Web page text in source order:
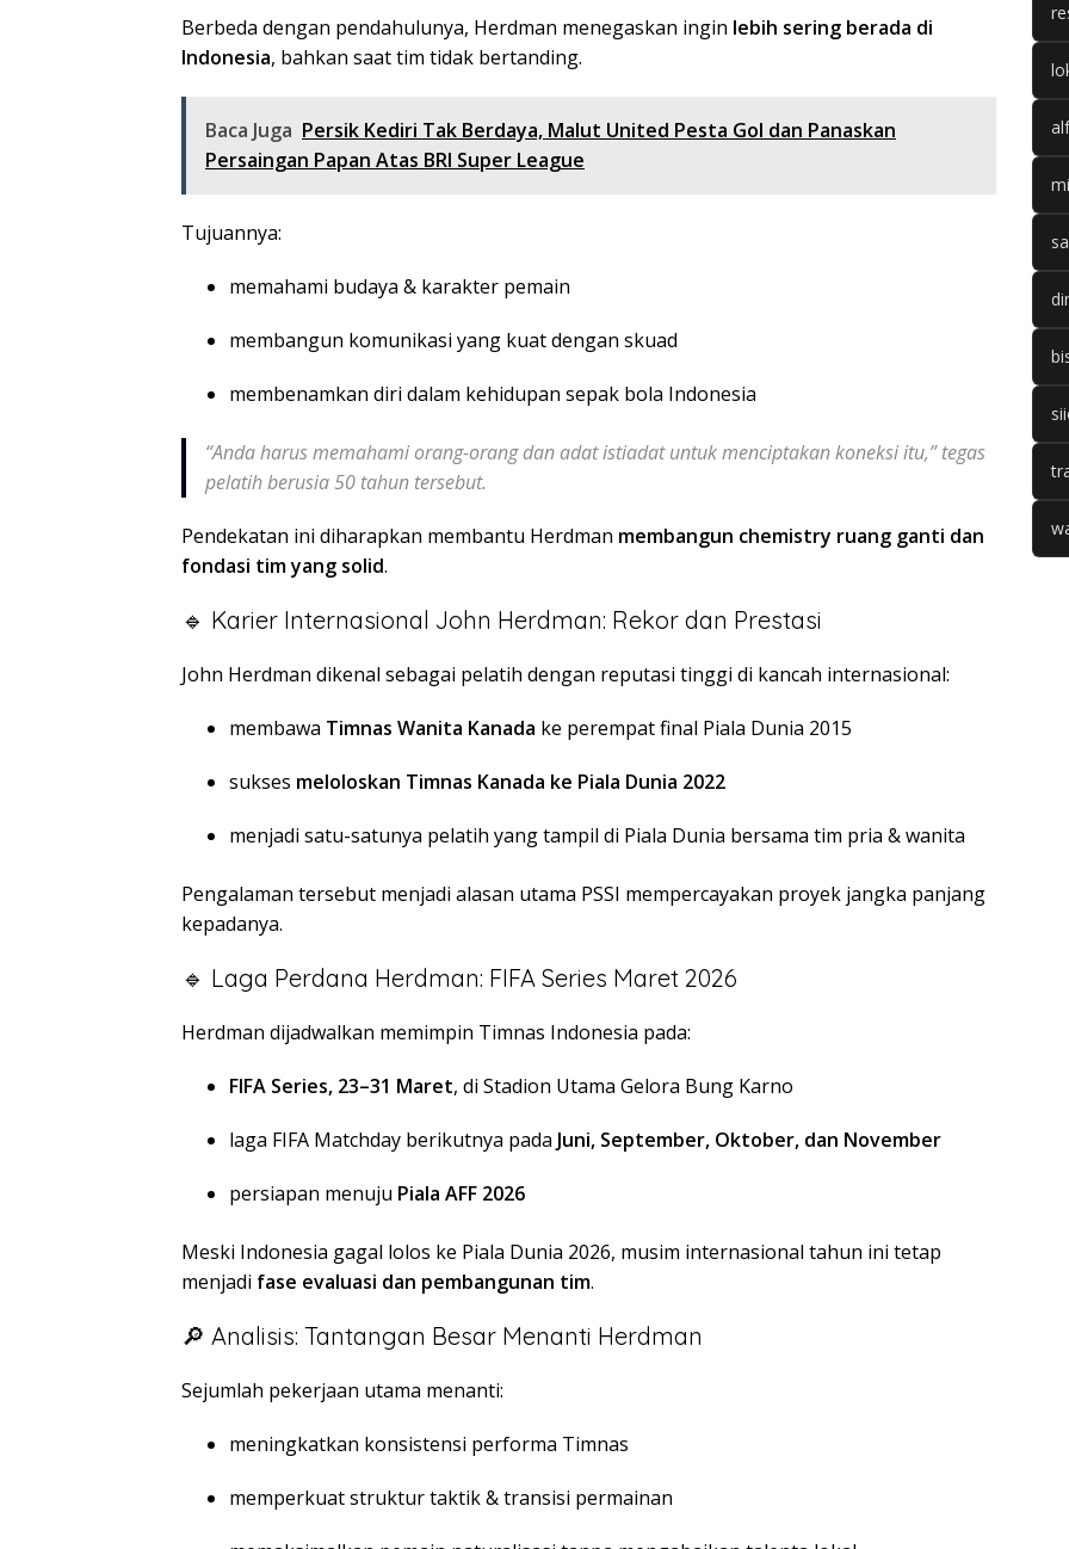
Berbeda dengan pendahulunya, Herdman menegaskan ingin lebih sering berada di
Indonesia, bahkan saat tim tidak bertanding.
Baca Juga Persik Kediri Tak Berdaya, Malut United Pesta Gol dan Panaskan
Persaingan Papan Atas BRI Super League
Tujuannya:
memahami budaya & karakter pemain
membangun komunikasi yang kuat dengan skuad
membenamkan diri dalam kehidupan sepak bola Indonesia
“Anda harus memahami orang-orang dan adat istiadat untuk menciptakan koneksi itu,” tegas
pelatih berusia 50 tahun tersebut.
Pendekatan ini diharapkan membantu Herdman membangun chemistry ruang ganti dan
fondasi tim yang solid.
🔹 Karier Internasional John Herdman: Rekor dan Prestasi
John Herdman dikenal sebagai pelatih dengan reputasi tinggi di kancah internasional:
membawa Timnas Wanita Kanada ke perempat final Piala Dunia 2015
sukses meloloskan Timnas Kanada ke Piala Dunia 2022
menjadi satu-satunya pelatih yang tampil di Piala Dunia bersama tim pria & wanita
Pengalaman tersebut menjadi alasan utama PSSI mempercayakan proyek jangka panjang
kepadanya.
🔹 Laga Perdana Herdman: FIFA Series Maret 2026
Herdman dijadwalkan memimpin Timnas Indonesia pada:
FIFA Series, 23–31 Maret, di Stadion Utama Gelora Bung Karno
laga FIFA Matchday berikutnya pada Juni, September, Oktober, dan November
persiapan menuju Piala AFF 2026
Meski Indonesia gagal lolos ke Piala Dunia 2026, musim internasional tahun ini tetap
menjadi fase evaluasi dan pembangunan tim.
🔎 Analisis: Tantangan Besar Menanti Herdman
Sejumlah pekerjaan utama menanti:
meningkatkan konsistensi performa Timnas
memperkuat struktur taktik & transisi permainan